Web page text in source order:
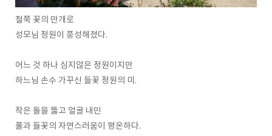
철쭉 꽃의 만개로
성모님 정원이 풍성해졌다.
어느 것 하나 심지않은 정원이지만
하느님 손수 가꾸신 들꽃 정원의 미.
작은 돌을 뚫고 얼굴 내민
풀과 들꽃의 자연스러움이 평온하다.